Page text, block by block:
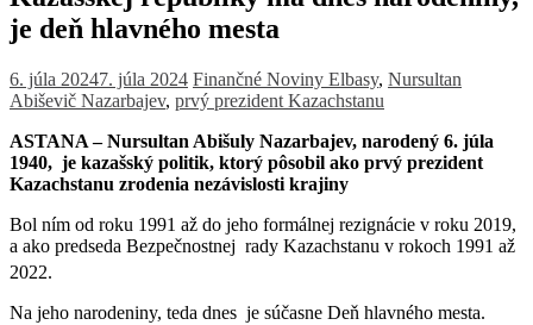
je deň hlavného mesta
6. júla 20247. júla 2024 Finančné Noviny Elbasy, Nursultan
Abiševič Nazarbajev, prvý prezident Kazachstanu
ASTANA – Nursultan Abišuly Nazarbajev, narodený 6. júla
1940, je kazašský politik, ktorý pôsobil ako prvý prezident
Kazachstanu zrodenia nezávislosti krajiny
Bol ním od roku 1991 až do jeho formálnej rezignácie v roku 2019,
a ako predseda Bezpečnostnej rady Kazachstanu v rokoch 1991 až
2022.
Na jeho narodeniny, teda dnes je súčasne Deň hlavného mesta.